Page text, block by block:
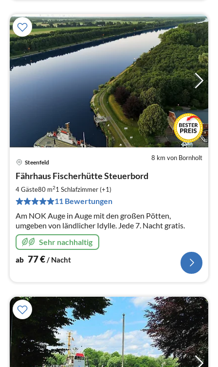
8 km von Bornholt
Steenfeld
Fährhaus Fischerhütte Steuerbord
4 Gäste80 m21 Schlafzimmer (+1)
11 Bewertungen
Am NOK Auge in Auge mit den großen Pötten,
umgeben von ländlicher Idylle. Jede 7. Nacht gratis.
Sehr nachhaltig
ab 77€/ Nacht